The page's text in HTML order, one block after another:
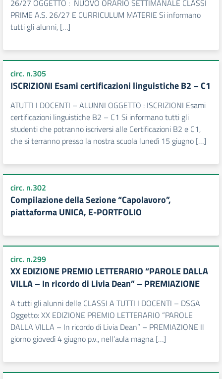
26/27 OGGETTO : NUOVO ORARIO SETTIMANALE CLASSI
PRIME A.S. 26/27 E CURRICULUM MATERIE Si informano
tutti gli alunni, […]
circ. n.305
ISCRIZIONI Esami certificazioni linguistiche B2 – C1
ATUTTI I DOCENTI – ALUNNI OGGETTO : ISCRIZIONI Esami
certificazioni linguistiche B2 – C1 Si informano tutti gli
studenti che potranno iscriversi alle Certificazioni B2 e C1,
che si terranno presso la nostra scuola lunedì 15 giugno […]
circ. n.302
Compilazione della Sezione “Capolavoro”,
piattaforma UNICA, E-PORTFOLIO
circ. n.299
XX EDIZIONE PREMIO LETTERARIO “PAROLE DALLA
VILLA – In ricordo di Livia Dean” – PREMIAZIONE
A tutti gli alunni delle CLASSI A TUTTI I DOCENTI – DSGA
Oggetto: XX EDIZIONE PREMIO LETTERARIO “PAROLE
DALLA VILLA – In ricordo di Livia Dean” – PREMIAZIONE Il
giorno giovedì 4 giugno p.v., nell’aula magna […]